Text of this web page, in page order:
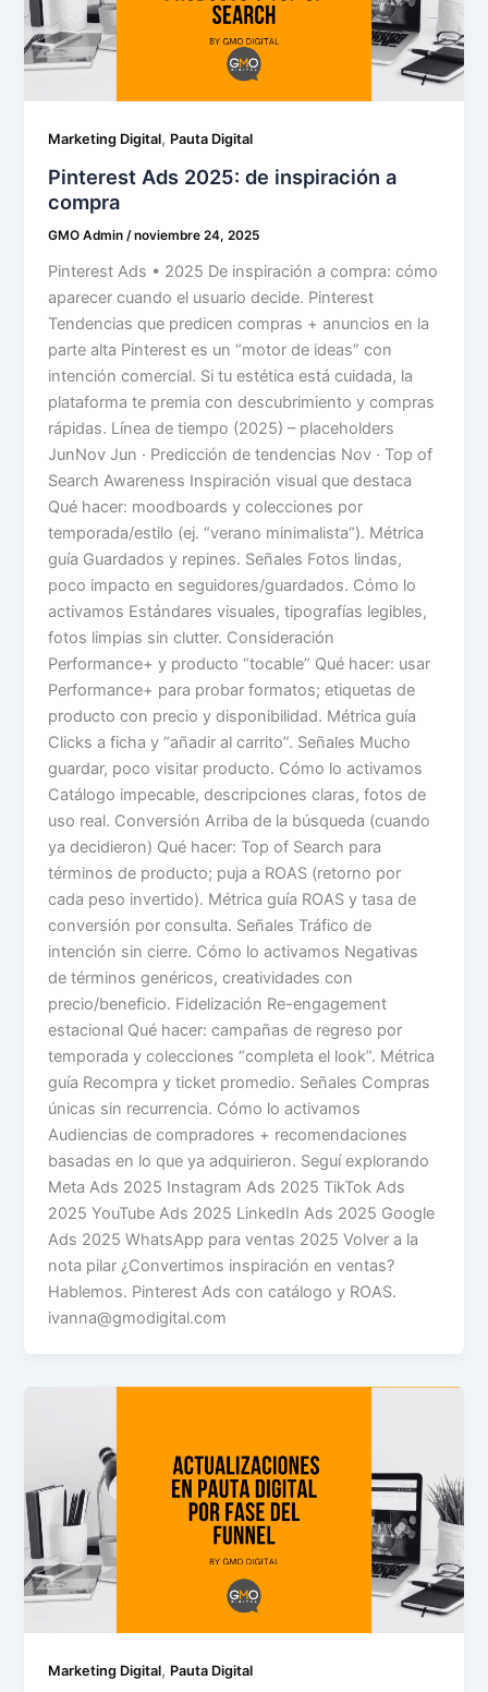
Marketing Digital, Pauta Digital
Pinterest Ads 2025: de inspiración a
compra
GMO Admin /noviembre 24, 2025
Pinterest Ads • 2025 De inspiración a compra: cómo
aparecer cuando el usuario decide. Pinterest
Tendencias que predicen compras + anuncios en la
parte alta Pinterest es un “motor de ideas” con
intención comercial. Si tu estética está cuidada, la
plataforma te premia con descubrimiento y compras
rápidas. Línea de tiempo (2025) – placeholders
JunNov Jun · Predicción de tendencias Nov · Top of
Search Awareness Inspiración visual que destaca
Qué hacer: moodboards y colecciones por
temporada/estilo (ej. “verano minimalista”). Métrica
guía Guardados y repines. Señales Fotos lindas,
poco impacto en seguidores/guardados. Cómo lo
activamos Estándares visuales, tipografías legibles,
fotos limpias sin clutter. Consideración
Performance+ y producto “tocable” Qué hacer: usar
Performance+ para probar formatos; etiquetas de
producto con precio y disponibilidad. Métrica guía
Clicks a ficha y “añadir al carrito”. Señales Mucho
guardar, poco visitar producto. Cómo lo activamos
Catálogo impecable, descripciones claras, fotos de
uso real. Conversión Arriba de la búsqueda (cuando
ya decidieron) Qué hacer: Top of Search para
términos de producto; puja a ROAS (retorno por
cada peso invertido). Métrica guía ROAS y tasa de
conversión por consulta. Señales Tráfico de
intención sin cierre. Cómo lo activamos Negativas
de términos genéricos, creatividades con
precio/beneficio. Fidelización Re-engagement
estacional Qué hacer: campañas de regreso por
temporada y colecciones “completa el look”. Métrica
guía Recompra y ticket promedio. Señales Compras
únicas sin recurrencia. Cómo lo activamos
Audiencias de compradores + recomendaciones
basadas en lo que ya adquirieron. Seguí explorando
Meta Ads 2025 Instagram Ads 2025 TikTok Ads
2025 YouTube Ads 2025 LinkedIn Ads 2025 Google
Ads 2025 WhatsApp para ventas 2025 Volver a la
nota pilar ¿Convertimos inspiración en ventas?
Hablemos. Pinterest Ads con catálogo y ROAS.
ivanna@gmodigital.com
Marketing Digital, Pauta Digital